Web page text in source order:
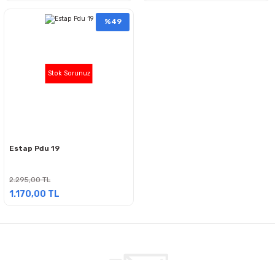
Stok Sorunuz
%49
Estap Pdu 19
2.295,00 TL
1.170,00 TL